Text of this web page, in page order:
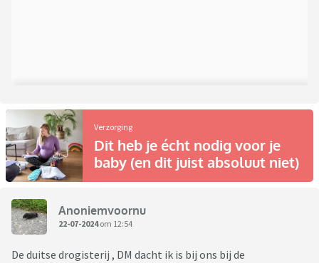
Verzorging
Dit heb je écht nodig voor je
baby (en dit juist absoluut niet)
Anoniemvoornu
22-07-2024om 12:54
De duitse drogisterij , DM dacht ik is bij ons bij de